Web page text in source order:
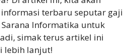
terbaru seputar gaji
Informatika untuk
simak terus artikel ini
lebih lanjut!